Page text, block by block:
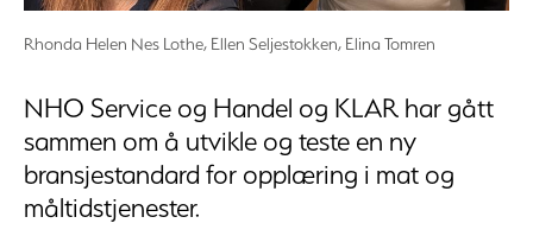
Rhonda Helen Nes Lothe, Ellen Seljestokken, Elina Tomren
NHO Service og Handel og KLAR har gått
sammen om å utvikle og teste en ny
bransjestandard for opplæring i mat og
måltidstjenester.